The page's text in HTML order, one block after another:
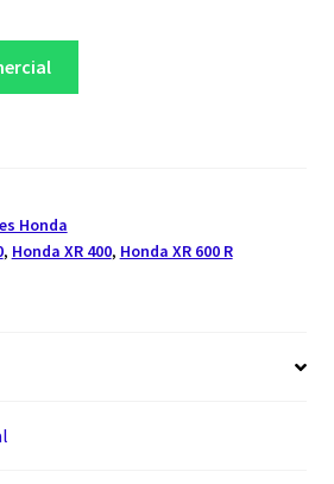
Honda
, Honda XR 400, Honda XR 600 R